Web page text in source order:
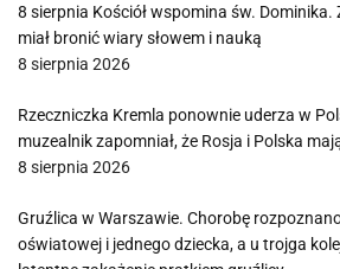
8 sierpnia Kościół wspomina św. Dominika.
miał bronić wiary słowem i nauką
8 sierpnia 2026
Rzeczniczka Kremla ponownie uderza w
muzealnik zapomniał, że Rosja i Polska
8 sierpnia 2026
Gruźlica w Warszawie. Chorobę
oświatowej i jednego dziecka, a u trojga